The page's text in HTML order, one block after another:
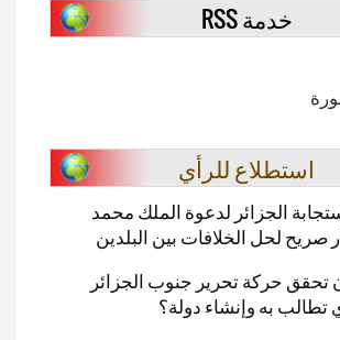
خدمة RSS
استطلاع للرأي
الجزائر لدعوة الملك محمد
لحل الخلافات بين البلدين
تحقق حركة تحرير جنوب الجزائر
تطالب به وإنشاء دولة؟